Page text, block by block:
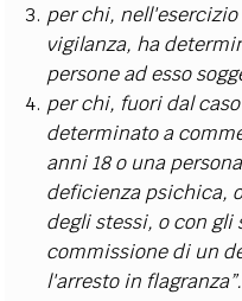
per chi,
vigilanza, ha
persone ad esso
per chi, fuori dal caso
determinato a
anni 18 o una
deficienza psichica,
degli stessi, o con
commissione di un
l'arresto in flagranza”.